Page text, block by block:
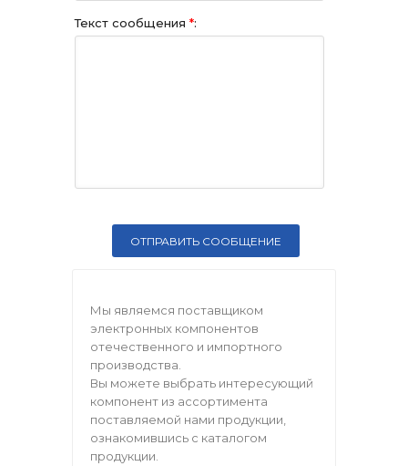
Текст сообщения *:
Мы являемся поставщиком
электронных компонентов
отечественного и импортного
производства.
Вы можете выбрать интересующий
компонент из ассортимента
поставляемой нами продукции,
ознакомившись с каталогом
продукции.